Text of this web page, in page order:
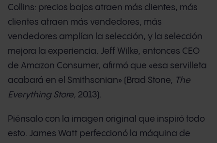
Collins: precios bajos atraen más clientes, más
clientes atraen más vendedores, más
vendedores amplían la selección, y la selección
mejora la experiencia. Jeff Wilke, entonces CEO
de Amazon Consumer, afirmó que «esa servilleta
acabará en el Smithsonian» (Brad Stone, The
Everything Store, 2013).
Piénsalo con la imagen original que inspiró todo
esto. James Watt perfeccionó la máquina de